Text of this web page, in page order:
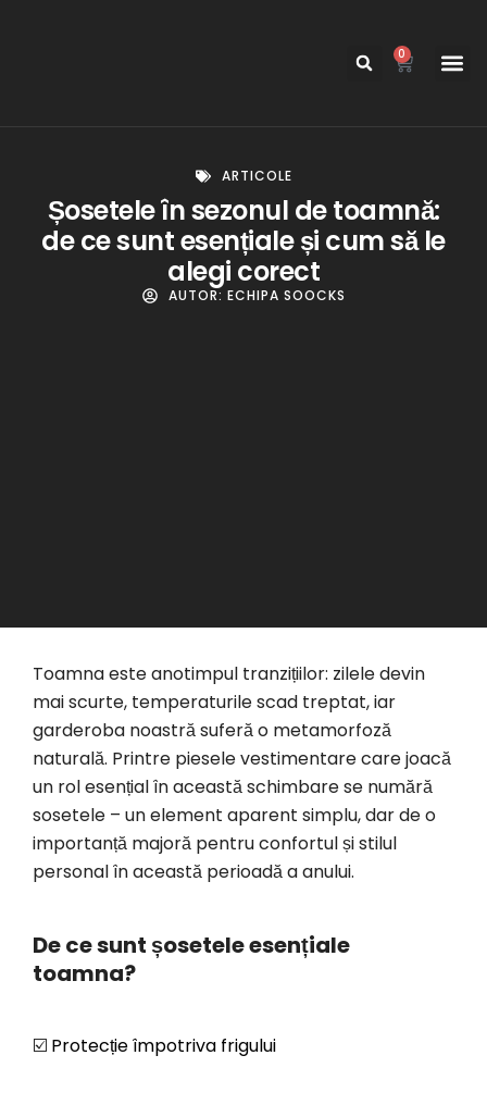
0
ARTICOLE
Șosetele în sezonul de toamnă:
de ce sunt esențiale și cum să le
alegi corect
AUTOR: ECHIPA SOOCKS
Toamna este anotimpul tranzițiilor: zilele devin
mai scurte, temperaturile scad treptat, iar
garderoba noastră suferă o metamorfoză
naturală. Printre piesele vestimentare care joacă
un rol esențial în această schimbare se numără
sosetele – un element aparent simplu, dar de o
importanță majoră pentru confortul și stilul
personal în această perioadă a anului.
De ce sunt șosetele esențiale
toamna?
☑️ Protecție împotriva frigului